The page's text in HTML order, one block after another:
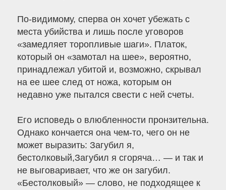
По-видимому, сперва он хочет убежать с
места убийства и лишь после уговоров
«замедляет торопливые шаги». Платок,
который он «замотал на шее», вероятно,
принадлежал убитой и, возможно, скрывал
на ее шее след от ножа, которым он
недавно уже пытался свести с ней счеты.
Его исповедь о влюбленности пронзительна.
Однако кончается она чем-то, чего он не
может выразить: Загубил я,
бестолковый,Загубил я сгоряча… — и так и
не выговаривает, что же он загубил.
«Бестолковый» — слово, не подходящее к